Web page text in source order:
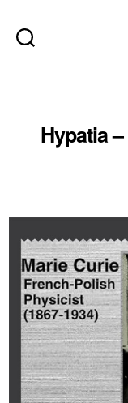
Hypatia